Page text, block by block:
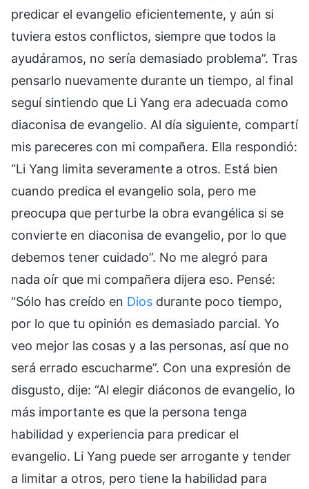
predicar el evangelio eficientemente, y aún si
tuviera estos conflictos, siempre que todos la
ayudáramos, no sería demasiado problema”. Tras
pensarlo nuevamente durante un tiempo, al final
seguí sintiendo que Li Yang era adecuada como
diaconisa de evangelio. Al día siguiente, compartí
mis pareceres con mi compañera. Ella respondió:
“Li Yang limita severamente a otros. Está bien
cuando predica el evangelio sola, pero me
preocupa que perturbe la obra evangélica si se
convierte en diaconisa de evangelio, por lo que
debemos tener cuidado”. No me alegró para
nada oír que mi compañera dijera eso. Pensé:
“Sólo has creído en Dios durante poco tiempo,
por lo que tu opinión es demasiado parcial. Yo
veo mejor las cosas y a las personas, así que no
será errado escucharme”. Con una expresión de
disgusto, dije: “Al elegir diáconos de evangelio, lo
más importante es que la persona tenga
habilidad y experiencia para predicar el
evangelio. Li Yang puede ser arrogante y tender
a limitar a otros, pero tiene la habilidad para